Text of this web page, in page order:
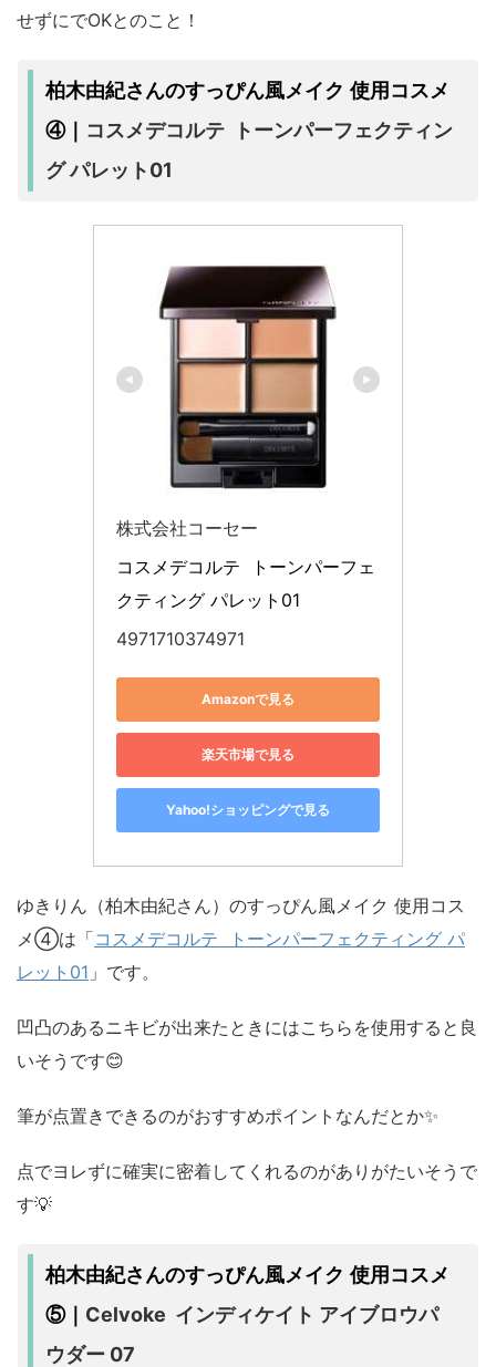
せずにでOKとのこと！
柏木由紀さんのすっぴん風メイク 使用コスメ
④｜ コスメデコルテ トーンパーフェクティン
グ パレット01
株式会社コーセー
コスメデコルテ  トーンパーフェ
クティング パレット01
4971710374971
Amazonで見る
楽天市場で見る
Yahoo!ショッピングで見る
ゆきりん（柏木由紀さん）のすっぴん風メイク 使用コス
メ④は「コスメデコルテ トーンパーフェクティング パ
レット01 」です。
凹凸のあるニキビが出来たときにはこちらを使用すると良
いそうです😊
筆が点置きできるのがおすすめポイントなんだとか✨
点でヨレずに確実に密着してくれるのがありがたいそうで
す💡
柏木由紀さんのすっぴん風メイク 使用コスメ
⑤｜ Celvoke インディケイト アイブロウパ
ウダー 07